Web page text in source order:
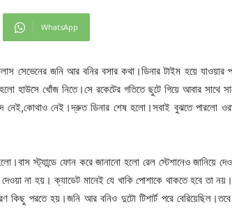
WhatsApp
সেভেনের জনি আর বনির বসার কথা।ডিনার টাইম হয়ে যাওয়ার
হাউসে খোঁজ নিতে।সে রকেটের গতিতে ছুটে গিয়ে আবার সাথে
নেই,কোথাও নেই।দ্রুত ডিনার শেষ হলো।সবাই বুঝতে পারলো
স্ট্যান্ডে ফোন করে জানানো হলো রেল স্টেশানেও জানিয়ে
না হয়। ক্যাডেট মানেই যে খাকি পোশাকে থাকতে হবে তা
কিছু পরতে হয়।জনি আর বনিও দুটো টিশার্ট পরে